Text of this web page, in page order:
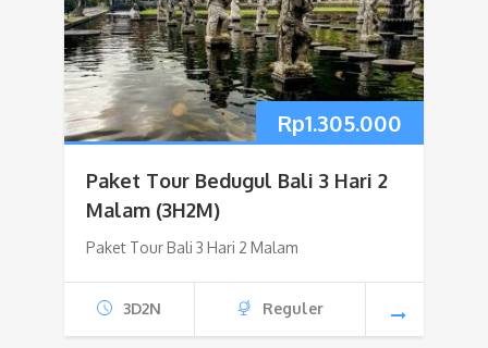
Rp1.305.000
Paket Tour Bedugul Bali 3 Hari 2
Malam (3H2M)
Paket Tour Bali 3 Hari 2 Malam
3D2N Reguler